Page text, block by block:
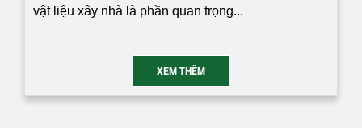
vật liệu xây nhà là phần quan trọng...
XEM THÊM